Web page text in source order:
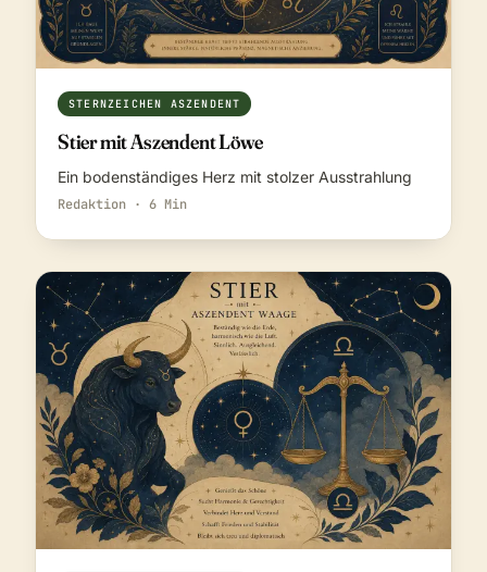
STERNZEICHEN ASZENDENT
Stier mit Aszendent Löwe
Ein bodenständiges Herz mit stolzer Ausstrahlung
Redaktion · 6 Min